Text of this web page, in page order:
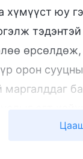
хүмүүст юу
орон
маргалддаг
огт